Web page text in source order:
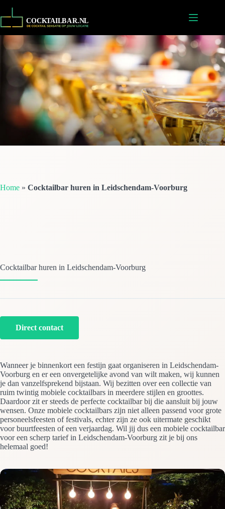
Home » Cocktailbar huren in Leidschendam-Voorburg
Cocktailbar huren in Leidschendam-Voorburg
Direct contact
Wanneer je binnenkort een festijn gaat organiseren in Leidschendam-
Voorburg en er een onvergetelijke avond van wilt maken, wij kunnen
je dan vanzelfsprekend bijstaan. Wij bezitten over een collectie van
ruim twintig mobiele cocktailbars in meerdere stijlen en groottes.
Daardoor zit er steeds de perfecte cocktailbar bij die aansluit bij jouw
wensen. Onze mobiele cocktailbars zijn niet alleen passend voor grote
personeelsfeesten of festivals, echter zijn ze ook uitermate geschikt
voor buurtfeesten of een verjaardag. Wil jij dus een mobiele cocktailbar
voor een scherp tarief in Leidschendam-Voorburg zit je bij ons
helemaal goed!